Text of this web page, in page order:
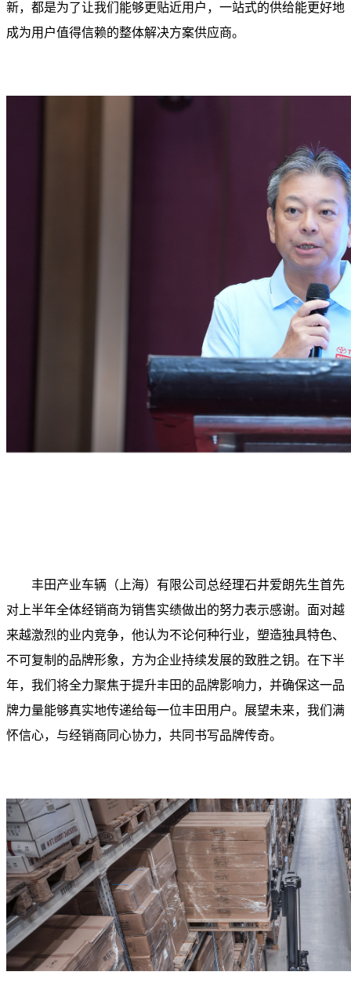
新，都是为了让我们能够更贴近用户，一站式的供给能更好地
成为用户值得信赖的整体解决方案供应商。
丰田产业车辆（上海）有限公司总经理石井爱朗先生首先
对上半年全体经销商为销售实绩做出的努力表示感谢。面对越
来越激烈的业内竞争，他认为不论何种行业，塑造独具特色、
不可复制的品牌形象，方为企业持续发展的致胜之钥。在下半
年，我们将全力聚焦于提升丰田的品牌影响力，并确保这一品
牌力量能够真实地传递给每一位丰田用户。展望未来，我们满
怀信心，与经销商同心协力，共同书写品牌传奇。